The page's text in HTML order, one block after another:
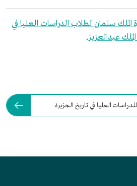
سلمان لطلاب الدراسات العليا في
عبدالعزيز.
العليا في تاريخ الجزيرة